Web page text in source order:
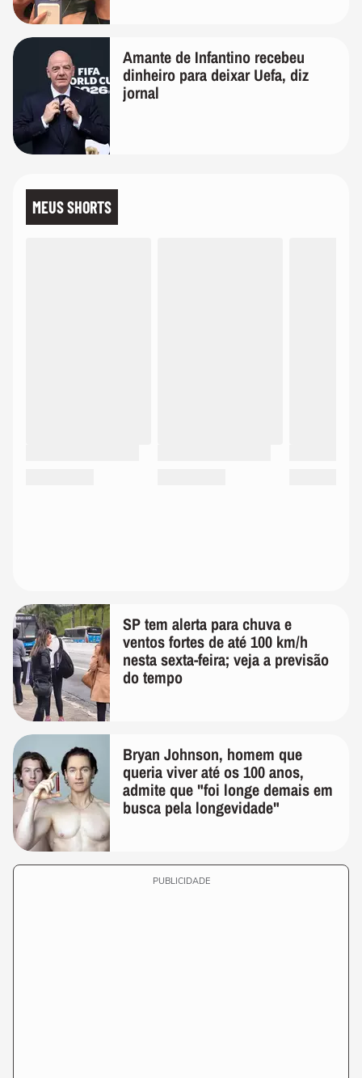
Amante de Infantino recebeu
dinheiro para deixar Uefa, diz
jornal
MEUS SHORTS
SP tem alerta para chuva e
ventos fortes de até 100 km/h
nesta sexta-feira; veja a previsão
do tempo
Bryan Johnson, homem que
queria viver até os 100 anos,
admite que "foi longe demais em
busca pela longevidade"
PUBLICIDADE